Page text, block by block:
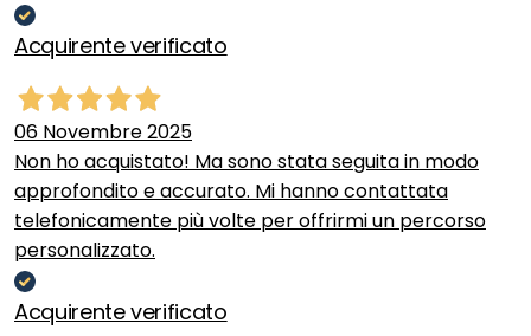
Acquirente verificato
06 Novembre 2025
Non ho acquistato! Ma sono stata seguita in modo
approfondito e accurato. Mi hanno contattata
telefonicamente più volte per offrirmi un percorso
personalizzato.
Acquirente verificato